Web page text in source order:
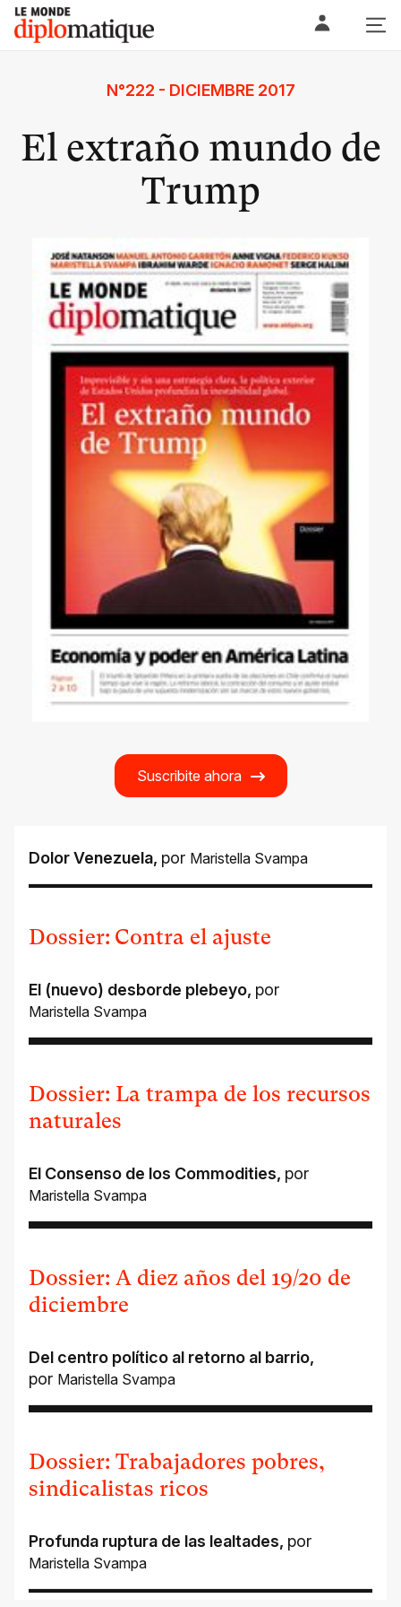
Skip
content
Le monde diplomatique
N°222 - DICIEMBRE 2017
El extraño mundo de
Trump
Suscribite ahora
Dolor Venezuela, por Maristella Svampa
Dossier: Contra el ajuste
El (nuevo) desborde plebeyo, por
Maristella Svampa
Dossier: La trampa de los recursos
naturales
El Consenso de los Commodities, por
Maristella Svampa
Dossier: A diez años del 19/20 de
diciembre
Del centro político al retorno al barrio,
por Maristella Svampa
Dossier: Trabajadores pobres,
sindicalistas ricos
Profunda ruptura de las lealtades, por
Maristella Svampa